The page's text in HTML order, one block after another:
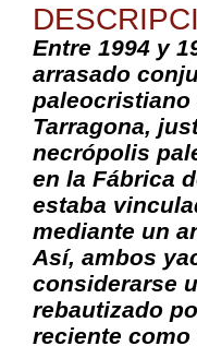
Entre 1994 y
arrasado
paleocristiano
Tarragona,
necrópolis
en la Fábrica
estaba
mediante un
Así, ambos
considerarse
rebautizado
reciente